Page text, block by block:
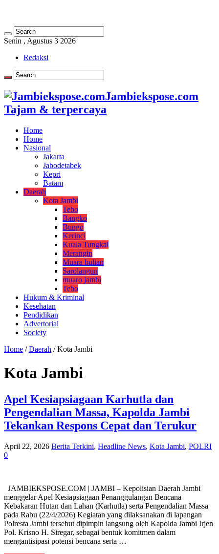
Senin , Agustus 3 2026
Redaksi
Jambiekspose.com
Tajam & terpercaya
Home
Home
Nasional
Jakarta
Jabodetabek
Kepri
Batam
Daerah
Kota Jambi
Tebo
Bangko
Bungo
Kerinci
Kuala Tungkal
Merangin
Muara bulian
Sarolangun
muaro jambi
Tebo
Hukum & Kriminal
Kesehatan
Pendidikan
Advertorial
Society
Home / Daerah / Kota Jambi
Kota Jambi
Apel Kesiapsiagaan Karhutla dan
Pengendalian Massa, Kapolda Jambi
Tekankan Respons Cepat dan Terukur
April 22, 2026 Berita Terkini, Headline News, Kota Jambi, POLRI
0
JAMBIEKSPOSE.COM | JAMBI – Kepolisian Daerah Jambi
menggelar Apel Kesiapsiagaan Penanggulangan Bencana
Kebakaran Hutan dan Lahan (Karhutla) serta Pengendalian Massa
pada Rabu (22/4/2026) Kegiatan yang dilaksanakan di lapangan
Polresta Jambi tersebut dipimpin langsung oleh Kapolda Jambi Irjen
Pol. Krisno H. Siregar, sebagai bentuk komitmen dalam
mengantisipasi potensi bencana serta …